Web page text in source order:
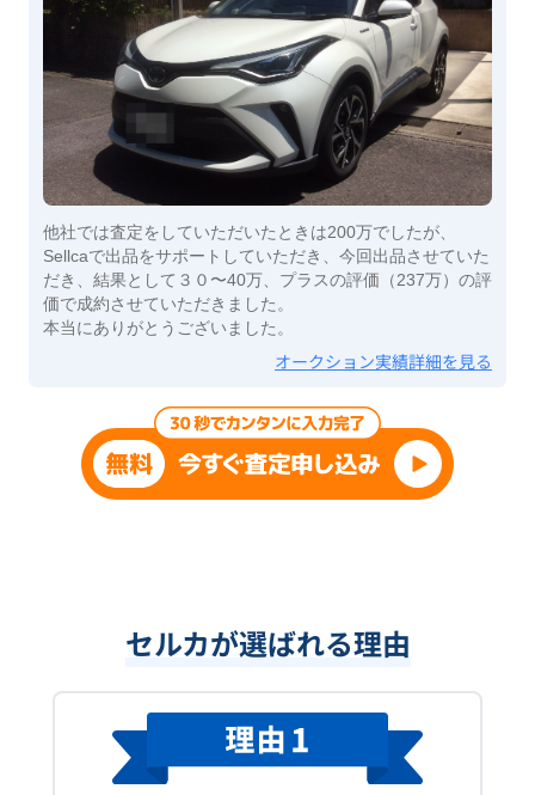
他社では査定をしていただいたときは200万でしたが、
Sellcaで出品をサポートしていただき、今回出品させていた
だき、結果として３０〜40万、プラスの評価（237万）の評
価で成約させていただきました。
本当にありがとうございました。
オークション実績詳細を見る
セルカが選ばれる理由